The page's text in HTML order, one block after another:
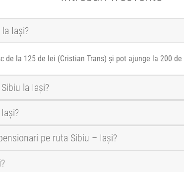
Iași?
la 125 de lei (Cristian Trans) și pot ajunge la 200 de
la Iași?
pe ruta Sibiu – Iași?